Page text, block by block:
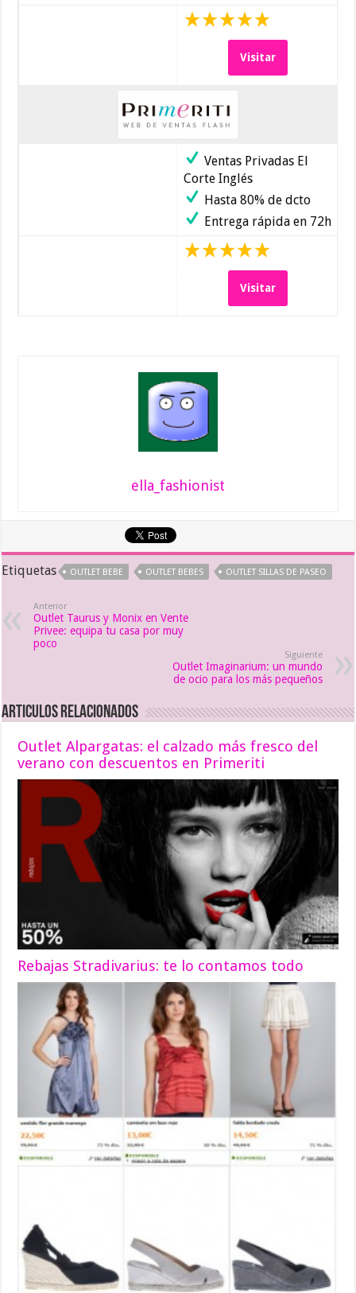
Visitar
Ventas Privadas El
Corte Inglés
Hasta 80% de dcto
Entrega rápida en 72h
Visitar
ella_fashionist
Etiquetas OUTLET BEBE OUTLET BEBES OUTLET SILLAS DE PASEO
Anterior
Outlet Taurus y Monix en Vente
Privee: equipa tu casa por muy
poco
Siguiente
Outlet Imaginarium: un mundo
de ocio para los más pequeños
Articulos relacionados
Outlet Alpargatas: el calzado más fresco del
verano con descuentos en Primeriti
Rebajas Stradivarius: te lo contamos todo